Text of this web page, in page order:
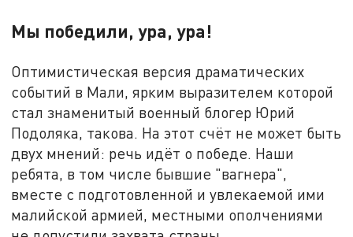
Мы победили, ура, ура!
Оптимистическая версия драматических
событий в Мали, ярким выразителем которой
стал знаменитый военный блогер Юрий
Подоляка, такова. На этот счёт не может быть
двух мнений: речь идёт о победе. Наши
ребята, в том числе бывшие "вагнера",
вместе с подготовленной и увлекаемой ими
малийской армией, местными ополчениями